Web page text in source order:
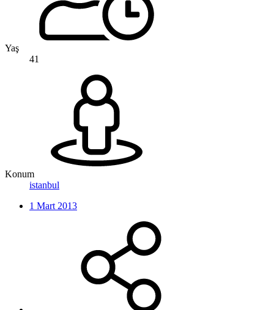
Yaş
41
Konum
istanbul
1 Mart 2013